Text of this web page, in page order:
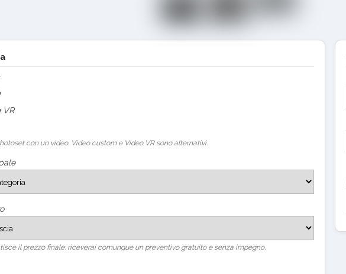
VR
con un video. Video custom e Video VR sono alternativi.
il prezzo finale: riceverai comunque un preventivo gratuito e senza impegno.